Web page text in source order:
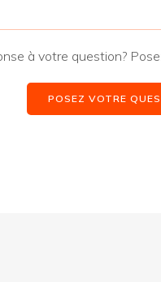
à votre question?
POSEZ VOTRE